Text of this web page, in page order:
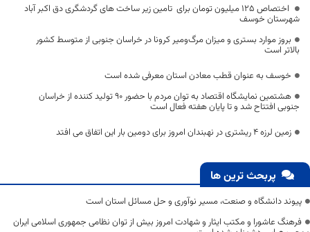
اختصاص 125 میلیون تومان برای تامین زیر ساخت های گردشگری دق اکبر آباد
شهرستان خوسف
بروز موارد بستری و میزان مرگ‌ومیر کرونا در خراسان جنوبی از متوسط کشور
بالاتر است
خوسف به عنوان قطب معادن استان معرفی شده است
هشتمین نمایشگاه اقتصاد به توان مردم با حضور ۹۰ تولید کننده از خراسان
جنوبی افتتاح شد و تا پایان هفته فعال است
زمین لرزه 4 ریشتری در نهبندان امروز برای دومین بار این اتفاق می افتد
پربحث ترین ها
پیوند دانشگاه و صنعت، مسیر نوآوری و حل مسائل استان است
فرهنگ عاشورا و مکتب ایثار و شهادت امروز بیش از توان نظامی جمهوری اسلامی ایران